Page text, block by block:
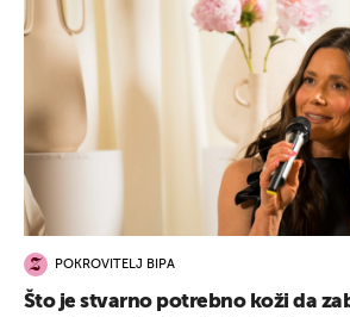
POKROVITELJ BIPA
Što je stvarno potrebno koži da